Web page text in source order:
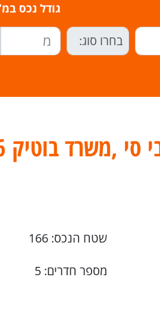
גודל נכס
שטח הנכס: 166
מספר חדרים: 5